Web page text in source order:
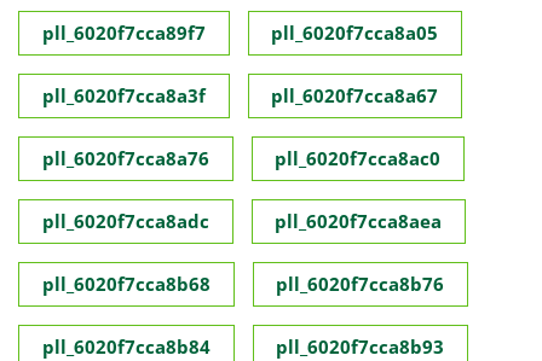
pll_6020f7cca89f7 pll_6020f7cca8a05
pll_6020f7cca8a3f pll_6020f7cca8a67
pll_6020f7cca8a76 pll_6020f7cca8ac0
pll_6020f7cca8adc pll_6020f7cca8aea
pll_6020f7cca8b68 pll_6020f7cca8b76
pll_6020f7cca8b84 pll_6020f7cca8b93